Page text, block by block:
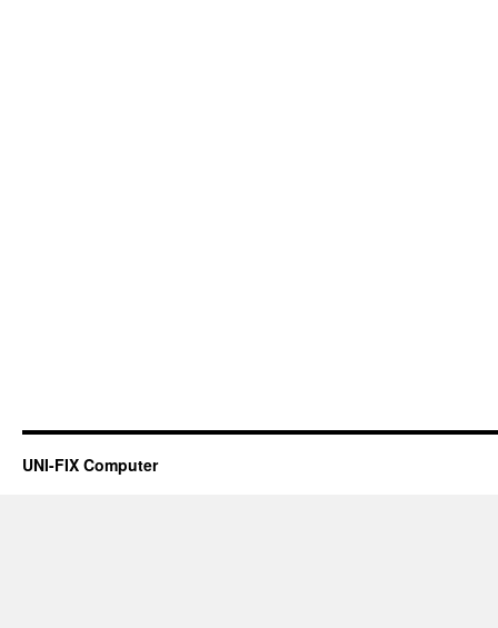
UNI-FIX Computer